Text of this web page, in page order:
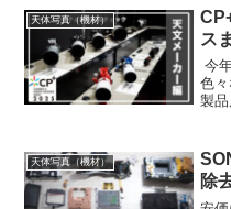
が
た
天体写真（機材）
ス
今
色
製
る
うこ
天体写真（機材）
除